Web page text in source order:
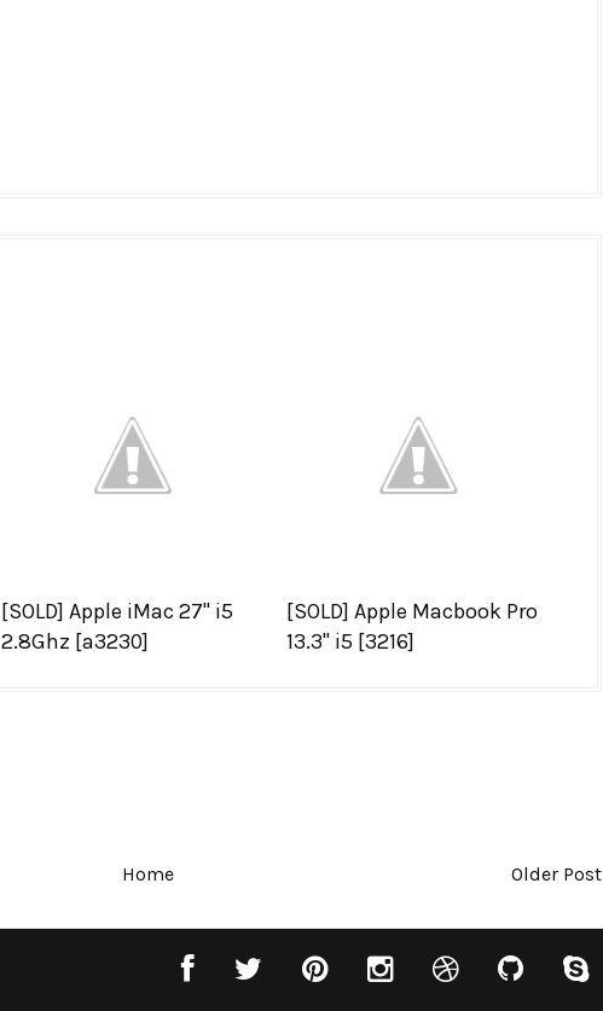
[SOLD] Apple iMac 27'' i5
2.8Ghz [a3230]
[SOLD] Apple Macbook Pro
13.3'' i5 [3216]
Home Older Post